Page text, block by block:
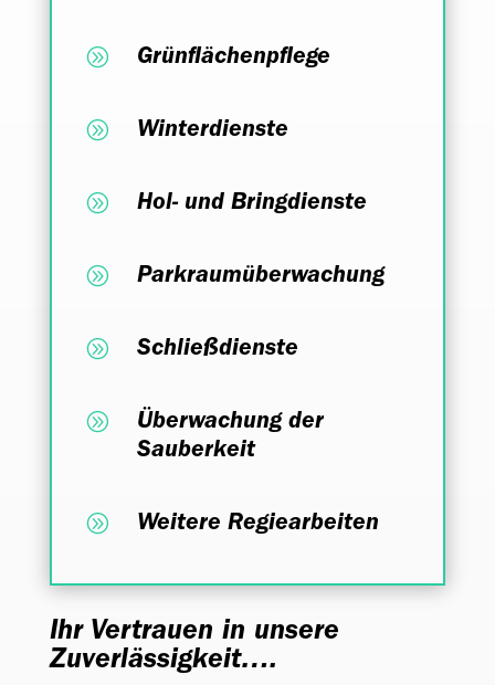
A Grünflächenpflege
A Winterdienste
A Hol- und Bringdienste
A Parkraumüberwachung
A Schließdienste
A
Überwachung der
Sauberkeit
A Weitere Regiearbeiten
Ihr Vertrauen in unsere
Zuverlässigkeit….